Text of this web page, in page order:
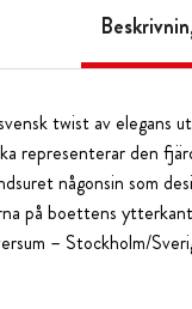
twist av elegans
representerar den
någonsin som
på boettens
– Stockholm/